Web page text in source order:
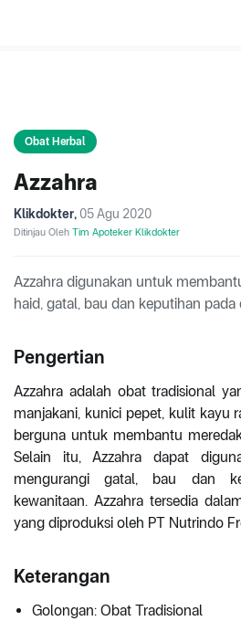
Obat Herbal
Azzahra
Klikdokter, 05 Agu 2020
Ditinjau Oleh Tim Apoteker Klikdokter
Azzahra digunakan untuk
haid, gatal, bau dan keputihan pada
Pengertian
Azzahra adalah obat tradisional
manjakani, kunici pepet, kulit kayu
berguna untuk membantu
Selain itu, Azzahra dapat
mengurangi gatal, bau dan
kewanitaan. Azzahra tersedia
yang diproduksi oleh PT Nutrindo
Keterangan
Golongan: Obat Tradisional